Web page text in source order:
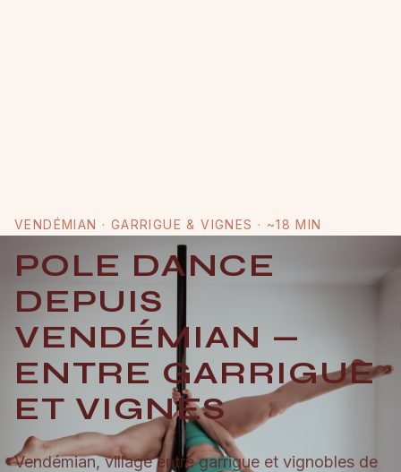
VENDÉMIAN · GARRIGUE & VIGNES · ~18 MIN
POLE DANCE
DEPUIS
VENDÉMIAN —
ENTRE GARRIGUE
ET VIGNES
Vendémian, village entre garrigue et vignobles de